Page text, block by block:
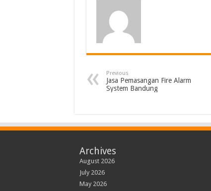
Previous
Jasa Pemasangan Fire Alarm
System Bandung
Archives
August 2026
July 2026
May 2026